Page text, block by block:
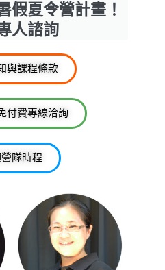
假夏令營計畫！
人諮詢
與課程條款
付費專線洽詢
隊時程